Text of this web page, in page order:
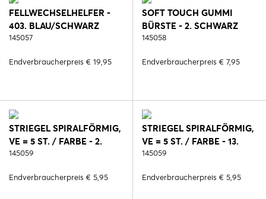
FELLWECHSELHELFER -
403. BLAU/SCHWARZ
145057
Endverbraucherpreis € 19,95
SOFT TOUCH GUMMI
BÜRSTE - 2. SCHWARZ
145058
Endverbraucherpreis € 7,95
STRIEGEL SPIRALFÖRMIG,
VE = 5 ST. / FARBE - 2.
SCHWARZ
145059
Endverbraucherpreis € 5,95
STRIEGEL SPIRALFÖRMIG,
VE = 5 ST. / FARBE - 13.
VIOLETT
145059
Endverbraucherpreis € 5,95